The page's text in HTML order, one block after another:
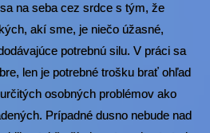
na seba cez srdce s tým, že
akí sme, je niečo úžasné,
potrebnú silu. V práci sa
len je potrebné trošku brať ohľad
osobných problémov ako
Prípadné dusno nebude nad